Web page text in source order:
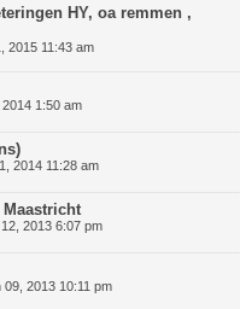
HY, oa remmen ,
2015 11:43 am
1:50 am
2014 11:28 am
2013 6:07 pm
09, 2013 10:11 pm